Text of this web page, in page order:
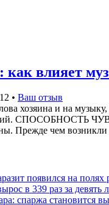
влияет
• Ваш отзыв
хозяина и на
СПОСОБНОСТЬ
Прежде чем возникли
появился на полях
в 339 раз за девять
спаржа становится